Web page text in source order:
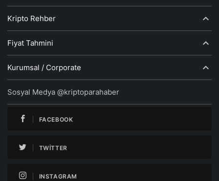
Kripto Rehber
Fiyat Tahmini
Kurumsal / Corporate
Sosyal Medya @kriptoparahaber
FACEBOOK
TWITTER
INSTAGRAM